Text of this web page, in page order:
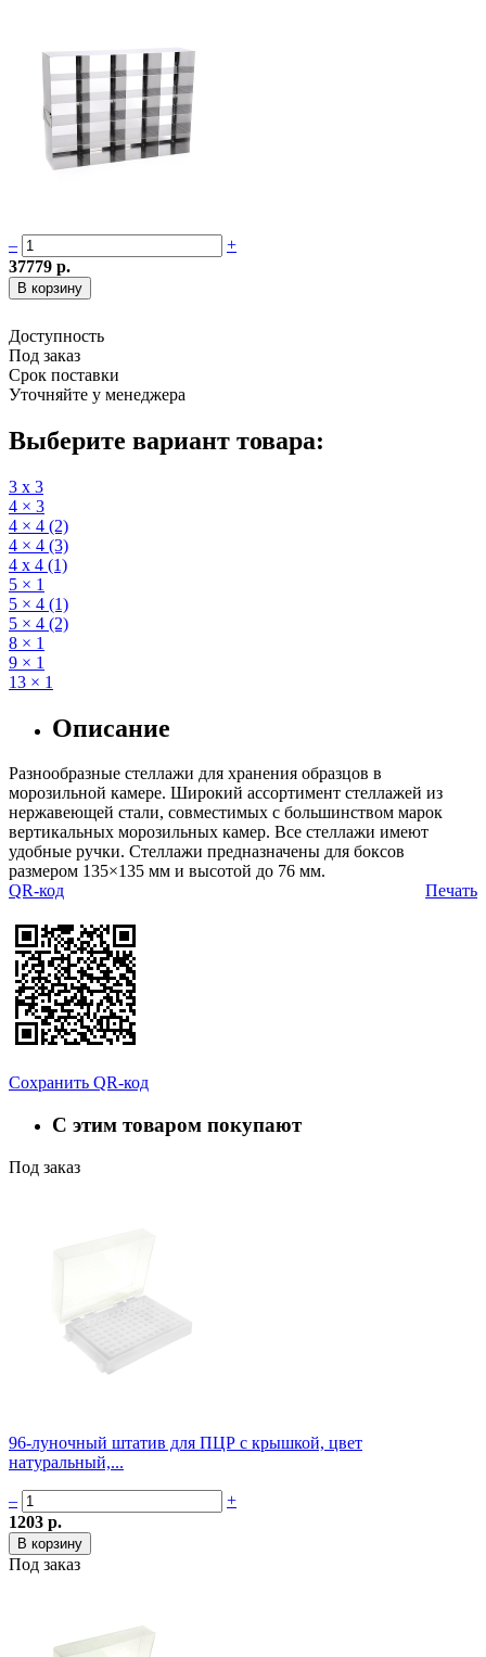
–
+
37779 р.
Доступность
Под заказ
Срок поставки
Уточняйте у менеджера
Выберите вариант товара:
3 х 3
4 × 3
4 × 4 (2)
4 × 4 (3)
4 х 4 (1)
5 × 1
5 × 4 (1)
5 × 4 (2)
8 × 1
9 × 1
13 × 1
Описание
Разнообразные стеллажи для хранения образцов в
морозильной камере. Широкий ассортимент стеллажей из
нержавеющей стали, совместимых с большинством марок
вертикальных морозильных камер. Все стеллажи имеют
удобные ручки. Стеллажи предназначены для боксов
размером 135×135 мм и высотой до 76 мм.
Печать
QR-код
Сохранить QR-код
С этим товаром покупают
Под заказ
96-луночный штатив для ПЦР с крышкой, цвет
натуральный,...
–
+
1203 р.
Под заказ